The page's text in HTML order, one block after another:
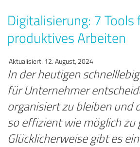
Digitalisierung: 7 Tools
produktives Arbeiten
Aktualisiert: 12. August, 2024
In der heutigen
für Unternehmer
organisiert zu bleiben und
so effizient wie möglich zu
Glücklicherweise gibt es